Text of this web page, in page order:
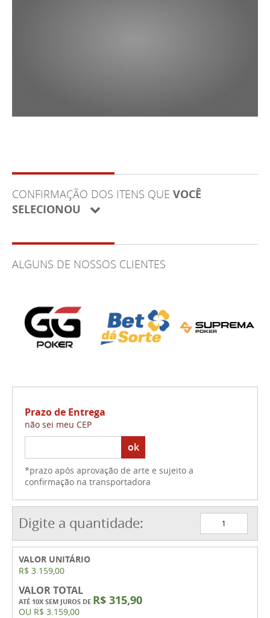
CONFIRMAÇÃO DOS ITENS QUE VOCÊ
SELECIONOU
ALGUNS DE NOSSOS CLIENTES
Prazo de Entrega
não sei meu CEP
ok
*prazo após aprovação de arte e sujeito a
confirmação na transportadora
Digite a quantidade:
VALOR UNITÁRIO
R$ 3.159,00
VALOR TOTAL
ATÉ 10X SEM JUROS DE R$ 315,90
OU R$ 3.159,00